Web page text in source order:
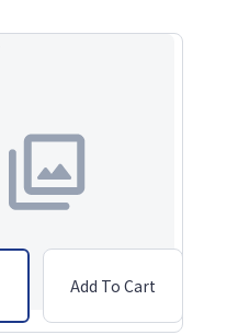
Add To Cart